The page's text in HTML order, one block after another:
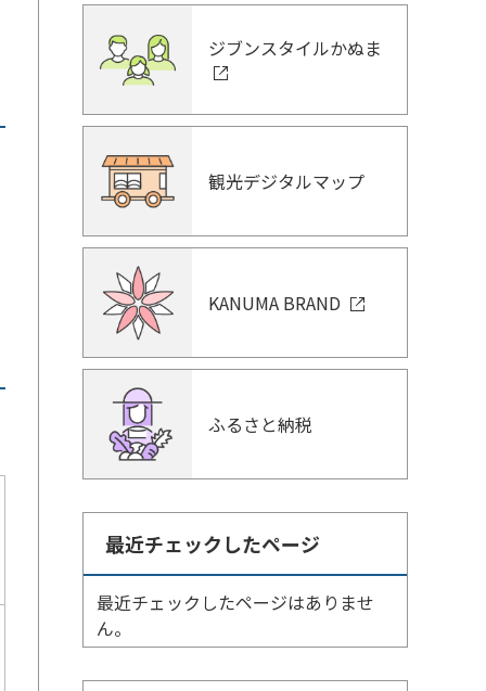
ジブンスタイルかぬま
観光デジタルマップ
KANUMA BRAND
ふるさと納税
最近チェックしたページ
最近チェックしたページはありませ
ん。